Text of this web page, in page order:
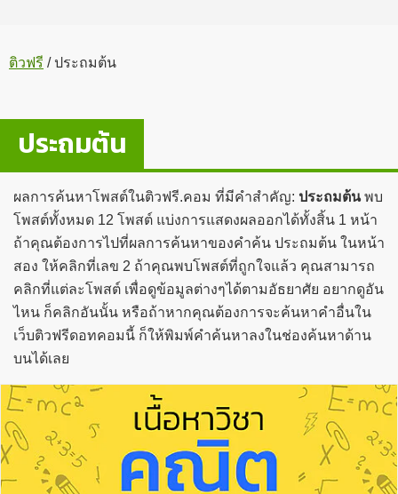
ติวฟรี /ประถมต้น
ประถมต้น
ผลการค้นหาโพสต์ในติวฟรี.คอม ที่มีคำสำคัญ: ประถมต้นพบ
โพสต์ทั้งหมด 12 โพสต์ แบ่งการแสดงผลออกได้ทั้งสิ้น 1 หน้า
ถ้าคุณต้องการไปที่ผลการค้นหาของคำค้น ประถมต้น ในหน้า
สอง ให้คลิกที่เลข 2 ถ้าคุณพบโพสต์ที่ถูกใจแล้ว คุณสามารถ
คลิกที่แต่ละโพสต์ เพื่อดูข้อมูลต่างๆได้ตามอัธยาศัย อยากดูอัน
ไหน ก็คลิกอันนั้น หรือถ้าหากคุณต้องการจะค้นหาคำอื่นใน
เว็บติวฟรีดอทคอมนี้ ก็ให้พิมพ์คำค้นหาลงในช่องค้นหาด้าน
บนได้เลย